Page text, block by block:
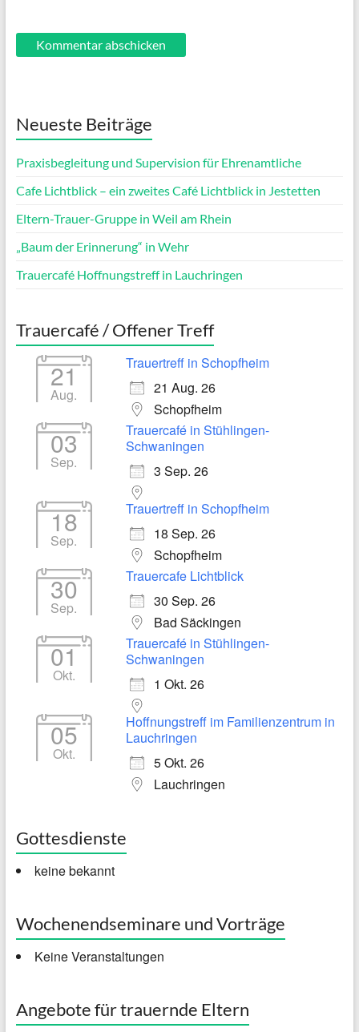
Neueste Beiträge
Praxisbegleitung und Supervision für Ehrenamtliche
Cafe Lichtblick – ein zweites Café Lichtblick in Jestetten
Eltern-Trauer-Gruppe in Weil am Rhein
„Baum der Erinnerung“ in Wehr
Trauercafé Hoffnungstreff in Lauchringen
Trauercafé / Offener Treff
21
Aug.
Trauertreff in Schopfheim
21 Aug. 26
Schopfheim
03
Sep.
Trauercafé in Stühlingen-
Schwaningen
3 Sep. 26
18
Sep.
Trauertreff in Schopfheim
18 Sep. 26
Schopfheim
30
Sep.
Trauercafe Lichtblick
30 Sep. 26
Bad Säckingen
01
Okt.
Trauercafé in Stühlingen-
Schwaningen
1 Okt. 26
05
Okt.
Hoffnungstreff im Familienzentrum in
Lauchringen
5 Okt. 26
Lauchringen
Gottesdienste
keine bekannt
Wochenendseminare und Vorträge
Keine Veranstaltungen
Angebote für trauernde Eltern